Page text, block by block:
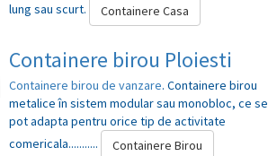
lung sau scurt.
Containere Casa
Containere birou Ploiesti
Containere birou de vanzare. Containere birou
metalice în sistem modular sau monobloc, ce se
pot adapta pentru orice tip de activitate
comericala...........
Containere Birou